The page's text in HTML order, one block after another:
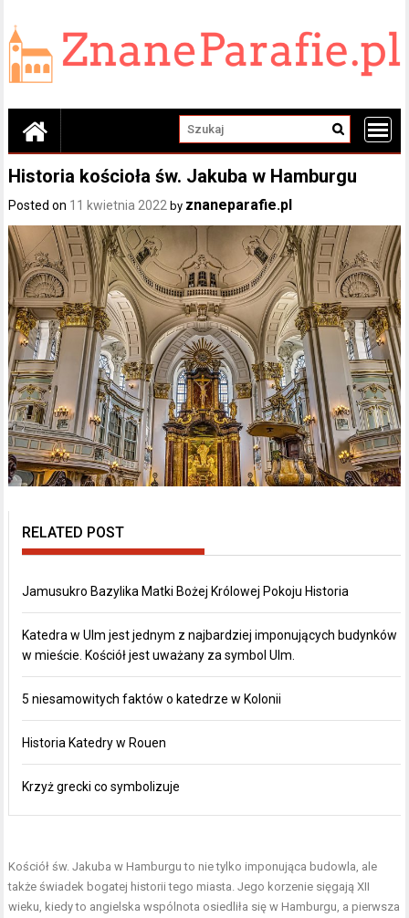
content
Historia kościoła św. Jakuba w Hamburgu
Posted on 11 kwietnia 2022 by znaneparafie.pl
RELATED POST
Jamusukro Bazylika Matki Bożej Królowej Pokoju Historia
Katedra w Ulm jest jednym z najbardziej imponujących budynków
w mieście. Kościół jest uważany za symbol Ulm.
5 niesamowitych faktów o katedrze w Kolonii
Historia Katedry w Rouen
Krzyż grecki co symbolizuje
Kościół św. Jakuba w Hamburgu to nie tylko imponująca budowla, ale
także świadek bogatej historii tego miasta. Jego korzenie sięgają XII
wieku, kiedy to angielska wspólnota osiedliła się w Hamburgu, a pierwsza